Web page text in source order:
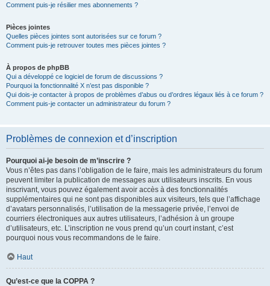
Comment puis-je résilier mes abonnements ?
Pièces jointes
Quelles pièces jointes sont autorisées sur ce forum ?
Comment puis-je retrouver toutes mes pièces jointes ?
À propos de phpBB
Qui a développé ce logiciel de forum de discussions ?
Pourquoi la fonctionnalité X n’est pas disponible ?
Qui dois-je contacter à propos de problèmes d’abus ou d’ordres légaux liés à ce forum ?
Comment puis-je contacter un administrateur du forum ?
Problèmes de connexion et d’inscription
Pourquoi ai-je besoin de m’inscrire ?
Vous n’êtes pas dans l’obligation de le faire, mais les administrateurs du forum
peuvent limiter la publication de messages aux utilisateurs inscrits. En vous
inscrivant, vous pouvez également avoir accès à des fonctionnalités
supplémentaires qui ne sont pas disponibles aux visiteurs, tels que l’affichage
d’avatars personnalisés, l’utilisation de la messagerie privée, l’envoi de
courriers électroniques aux autres utilisateurs, l’adhésion à un groupe
d’utilisateurs, etc. L’inscription ne vous prend qu’un court instant, c’est
pourquoi nous vous recommandons de le faire.
Haut
Qu’est-ce que la COPPA ?